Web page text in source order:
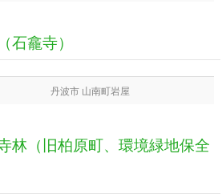
石龕寺）
丹波市 山南町岩屋